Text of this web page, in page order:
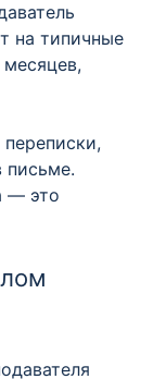
на типичные
письме.
— это